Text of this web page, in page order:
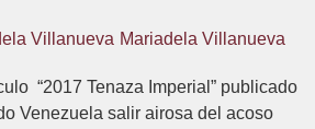
Mariadela Villanueva
“2017 Tenaza Imperial” publicado
Venezuela salir airosa del acoso